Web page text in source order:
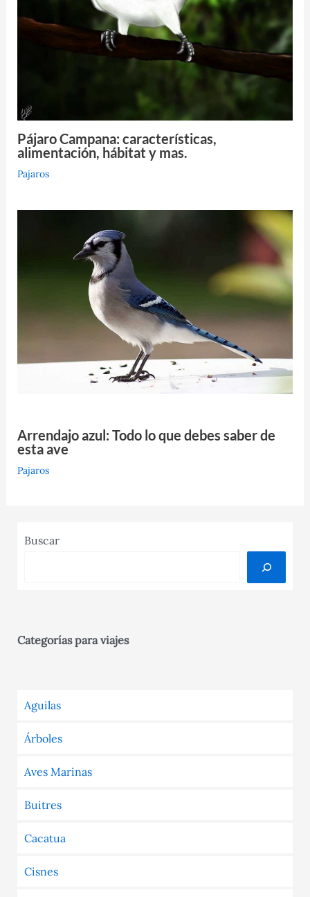
Pájaro Campana: características,
alimentación, hábitat y mas.
Pajaros
Arrendajo azul: Todo lo que debes saber de
esta ave
Pajaros
Buscar
Categorías para viajes
Aguilas
Árboles
Aves Marinas
Buitres
Cacatua
Cisnes